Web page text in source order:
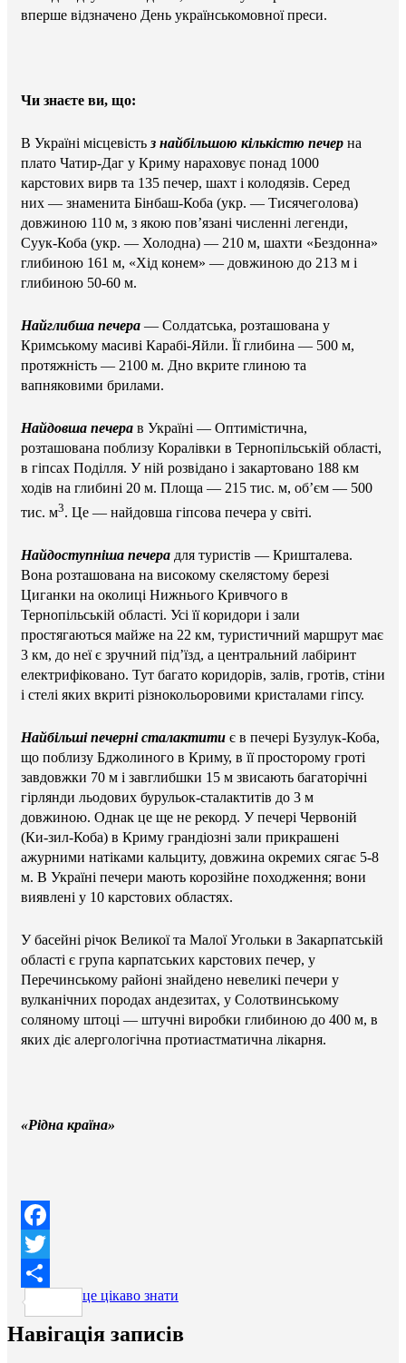
вперше відзначено День українськомовної преси.
Чи знаєте ви, що:
В Україні місцевість з найбільшою кількістю печер на
плато Чатир-Даг у Криму нараховує понад 1000
карстових вирв та 135 печер, шахт і колодязів. Серед
них — знаменита Бінбаш-Коба (укр. — Тисячеголова)
довжиною 110 м, з якою пов’язані численні легенди,
Суук-Коба (укр. — Холодна) — 210 м, шахти «Бездонна»
глибиною 161 м, «Хід конем» — довжиною до 213 м і
глибиною 50-60 м.
Найглибша печера — Солдатська, розташована у
Кримському масиві Карабі-Яйли. Її глибина — 500 м,
протяжність — 2100 м. Дно вкрите глиною та
вапняковими брилами.
Найдовша печера в Україні — Оптимістична,
розташована поблизу Коралівки в Тернопільській області,
в гіпсах Поділля. У ній розвідано і закартовано 188 км
ходів на глибині 20 м. Площа — 215 тис. м, об’єм — 500
тис. м3. Це — найдовша гіпсова печера у світі.
Найдоступніша печера для туристів — Кришталева.
Вона розташована на високому скелястому березі
Циганки на околиці Нижнього Кривчого в
Тернопільській області. Усі її коридори і зали
простягаються майже на 22 км, туристичний маршрут має
3 км, до неї є зручний під’їзд, а центральний лабіринт
електрифіковано. Тут багато коридорів, залів, гротів, стіни
і стелі яких вкриті різнокольоровими кристалами гіпсу.
Найбільші печерні сталактити є в печері Бузулук-Коба,
що поблизу Бджолиного в Криму, в її просторому гроті
завдовжки 70 м і завглибшки 15 м звисають багаторічні
гірлянди льодових бурульок-сталактитів до 3 м
довжиною. Однак це ще не рекорд. У печері Червоній
(Ки-зил-Коба) в Криму грандіозні зали прикрашені
ажурними натіками кальциту, довжина окремих сягає 5-8
м. В Україні печери мають корозійне походження; вони
виявлені у 10 карстових областях.
У басейні річок Великої та Малої Угольки в Закарпатській
області є група карпатських карстових печер, у
Перечинському районі знайдено невеликі печери у
вулканічних породах андезитах, у Солотвинському
соляному штоці — штучні виробки глибиною до 400 м, в
яких діє алергологічна протиастматична лікарня.
«Рідна країна»
Facebook
Twitter
Поділитися
це цікаво знати
Навігація записів